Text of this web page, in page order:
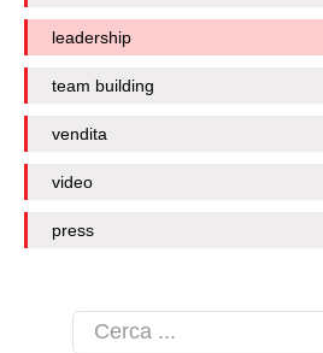
leadership
team building
vendita
video
press